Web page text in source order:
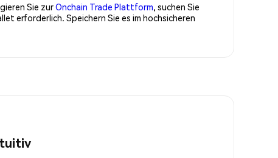
Sie zurOnchain Trade Plattform, suchen Sie
erforderlich. Speichern Sie es im hochsicheren